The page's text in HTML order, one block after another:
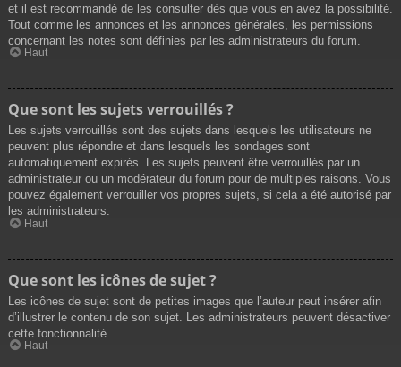
et il est recommandé de les consulter dès que vous en avez la possibilité.
Tout comme les annonces et les annonces générales, les permissions
concernant les notes sont définies par les administrateurs du forum.
Haut
Que sont les sujets verrouillés ?
Les sujets verrouillés sont des sujets dans lesquels les utilisateurs ne
peuvent plus répondre et dans lesquels les sondages sont
automatiquement expirés. Les sujets peuvent être verrouillés par un
administrateur ou un modérateur du forum pour de multiples raisons. Vous
pouvez également verrouiller vos propres sujets, si cela a été autorisé par
les administrateurs.
Haut
Que sont les icônes de sujet ?
Les icônes de sujet sont de petites images que l’auteur peut insérer afin
d’illustrer le contenu de son sujet. Les administrateurs peuvent désactiver
cette fonctionnalité.
Haut